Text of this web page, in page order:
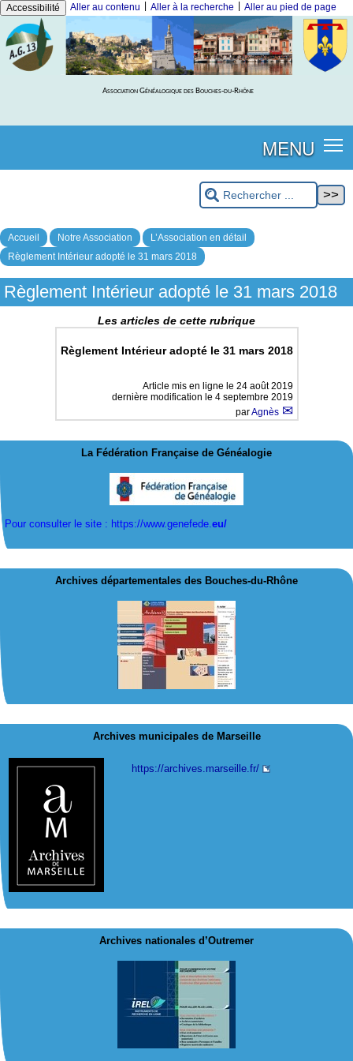
Accessibilité Aller au contenu Aller à la recherche Aller au pied de page
Association Généalogique des Bouches-du-Rhône
MENU
Accueil Notre Association
L’Association en détail
Règlement Intérieur adopté le 31 mars 2018
Règlement Intérieur adopté le 31 mars 2018
Les articles de cette rubrique
Règlement Intérieur adopté le 31 mars 2018
Article mis en ligne le 24 août 2019
dernière modification le 4 septembre 2019
parAgnès
La Fédération Française de Généalogie
Pour consulter le site : https://www.genefede. eu/
Archives départementales des Bouches-du-Rhône
Archives municipales de Marseille
https://archives.marseille.fr/
Archives nationales d’Outremer